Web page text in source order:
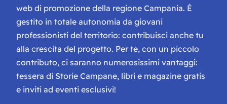
web di promozione della regione Campania. È
gestito in totale autonomia da giovani
professionisti del territorio: contribuisci anche tu
alla crescita del progetto. Per te, con un piccolo
contributo, ci saranno numerosissimi vantaggi:
tessera di Storie Campane, libri e magazine gratis
e inviti ad eventi esclusivi!